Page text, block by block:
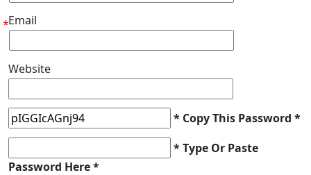
Email
*
Website
* Copy This Password *
* Type Or Paste
Password Here *